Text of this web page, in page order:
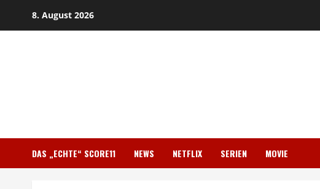
8. August 2026
DAS „ECHTE“ SCORE11 NEWS NETFLIX SERIEN MOVIE